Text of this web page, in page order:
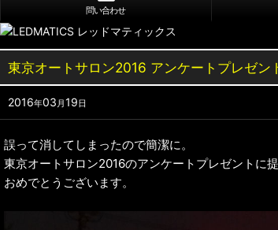
問い合わせ
東京オートサロン2016 アンケートプレゼン
2016年03 月 19 日
誤って消してしまったので簡潔に。
東京オートサロン2016のアンケートプレゼントに
おめでとうございます。